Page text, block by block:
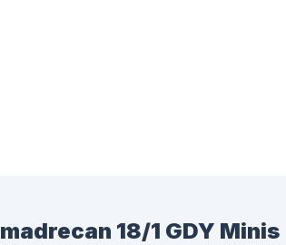
madrecan 18/1 GDY Minis